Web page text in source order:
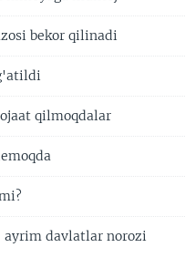
bekor qilinadi
qilmoqdalar
ayrim davlatlar norozi